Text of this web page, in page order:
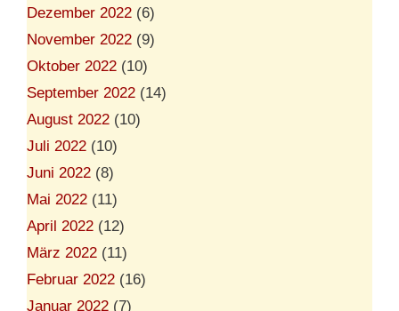
Dezember 2022 (6)
November 2022 (9)
Oktober 2022 (10)
September 2022 (14)
August 2022 (10)
Juli 2022 (10)
Juni 2022 (8)
Mai 2022 (11)
April 2022 (12)
März 2022 (11)
Februar 2022 (16)
Januar 2022 (7)